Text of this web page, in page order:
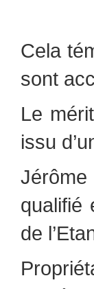
Cela
sont
Le
issu
qualifié
de